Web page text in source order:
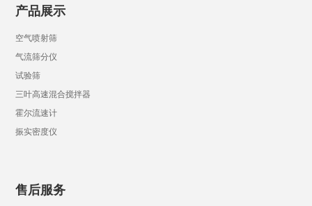
产品展示
空气喷射筛
气流筛分仪
试验筛
三叶高速混合搅拌器
霍尔流速计
振实密度仪
售后服务